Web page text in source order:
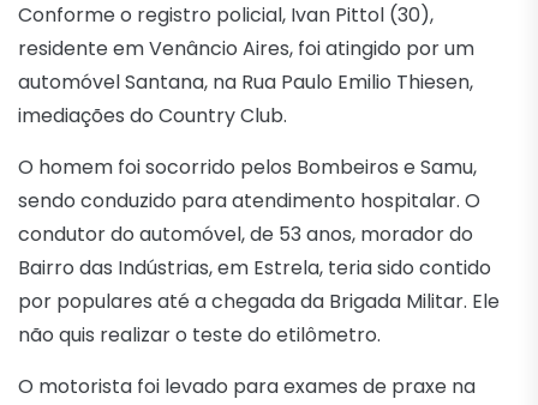
Conforme o registro policial, Ivan Pittol (30),
residente em Venâncio Aires, foi atingido por um
automóvel Santana, na Rua Paulo Emilio Thiesen,
imediações do Country Club.
O homem foi socorrido pelos Bombeiros e Samu,
sendo conduzido para atendimento hospitalar. O
condutor do automóvel, de 53 anos, morador do
Bairro das Indústrias, em Estrela, teria sido contido
por populares até a chegada da Brigada Militar. Ele
não quis realizar o teste do etilômetro.
O motorista foi levado para exames de praxe na